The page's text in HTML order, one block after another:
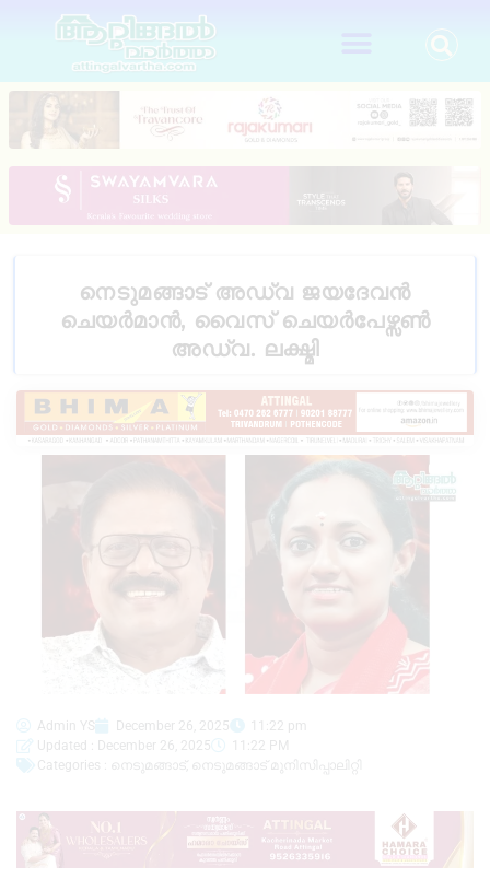
നെടുമങ്ങാട് അഡ്വ ജയദേവൻ
ചെയർമാൻ, വൈസ് ചെയർപേഴ്സൺ
അഡ്വ. ലക്ഷ്മി
Admin YS December 26, 2025
11:22 pm
Updated : December 26, 2025
11:22 PM
Categories :
നെടുമങ്ങാട് നെടുമങ്ങാട് മുനിസിപ്പാലിറ്റി